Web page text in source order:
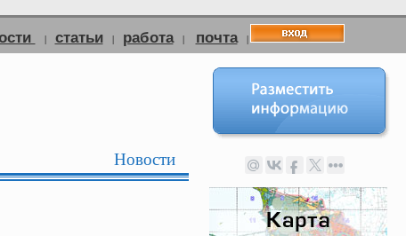
| статьи | работа | почта |
Новости